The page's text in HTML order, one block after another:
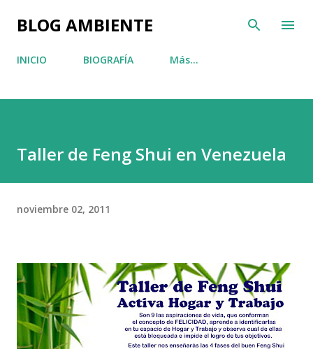
Ir al contenido principal
BLOG AMBIENTE
INICIO BIOGRAFÍA Más…
Taller de Feng Shui en Venezuela
noviembre 02, 2011